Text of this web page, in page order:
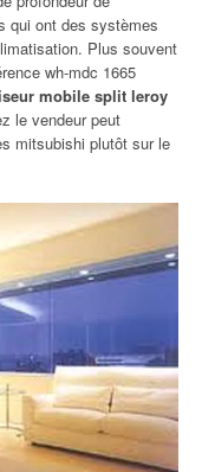
qui ont des systèmes
Plus souvent
wh-mdc 1665
mobile split leroy
le vendeur peut
mitsubishi plutôt sur le